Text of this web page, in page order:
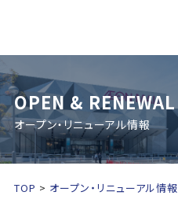
OPEN & RENEWAL
オープン・リニューアル情報
TOP オープン・リニューアル情報